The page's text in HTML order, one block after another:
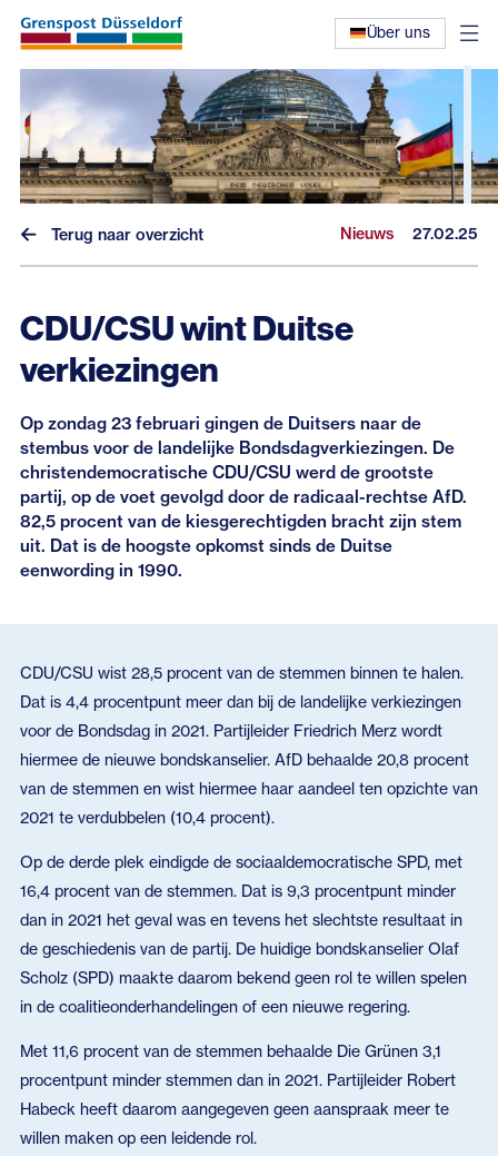
Über uns
Nieuws
Eerdere nieuwsbrieven
Terug naar overzicht Nieuws 27.02.25
CDU/CSU wint Duitse
verkiezingen
Op zondag 23 februari gingen de Duitsers naar de
stembus voor de landelijke Bondsdagverkiezingen. De
christendemocratische CDU/CSU werd de grootste
partij, op de voet gevolgd door de radicaal-rechtse AfD.
82,5 procent van de kiesgerechtigden bracht zijn stem
uit. Dat is de hoogste opkomst sinds de Duitse
eenwording in 1990.
CDU/CSU wist 28,5 procent van de stemmen binnen te halen.
Dat is 4,4 procentpunt meer dan bij de landelijke verkiezingen
voor de Bondsdag in 2021. Partijleider Friedrich Merz wordt
hiermee de nieuwe bondskanselier. AfD behaalde 20,8 procent
van de stemmen en wist hiermee haar aandeel ten opzichte van
2021 te verdubbelen (10,4 procent).
Op de derde plek eindigde de sociaaldemocratische SPD, met
16,4 procent van de stemmen. Dat is 9,3 procentpunt minder
dan in 2021 het geval was en tevens het slechtste resultaat in
de geschiedenis van de partij. De huidige bondskanselier Olaf
Scholz (SPD) maakte daarom bekend geen rol te willen spelen
in de coalitieonderhandelingen of een nieuwe regering.
Met 11,6 procent van de stemmen behaalde Die Grünen 3,1
procentpunt minder stemmen dan in 2021. Partijleider Robert
Habeck heeft daarom aangegeven geen aanspraak meer te
willen maken op een leidende rol.